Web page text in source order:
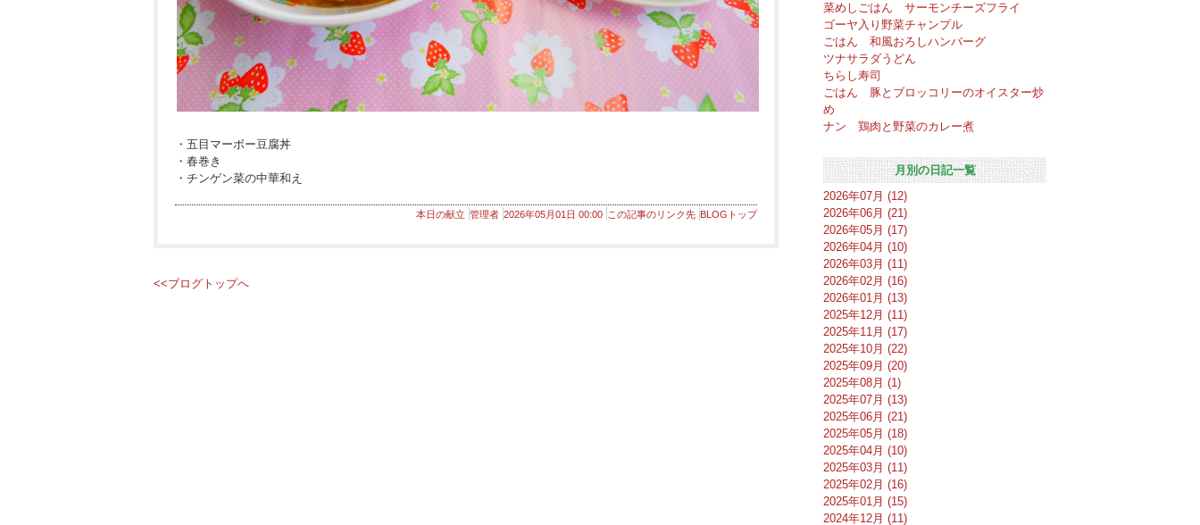
・五目マーボー豆腐丼
・春巻き
・チンゲン菜の中華和え
本日の献立 管理者 2026年05月01日 00:00 この記事のリンク先 BLOGトップ
<<ブログトップへ
菜めしごはん サーモンチーズフライ
ゴーヤ入り野菜チャンプル
ごはん 和風おろしハンバーグ
ツナサラダうどん
ちらし寿司
ごはん 豚とブロッコリーのオイスター炒
め
ナン 鶏肉と野菜のカレー煮
月別の日記一覧
2026年07月 (12)
2026年06月 (21)
2026年05月 (17)
2026年04月 (10)
2026年03月 (11)
2026年02月 (16)
2026年01月 (13)
2025年12月 (11)
2025年11月 (17)
2025年10月 (22)
2025年09月 (20)
2025年08月 (1)
2025年07月 (13)
2025年06月 (21)
2025年05月 (18)
2025年04月 (10)
2025年03月 (11)
2025年02月 (16)
2025年01月 (15)
2024年12月 (11)